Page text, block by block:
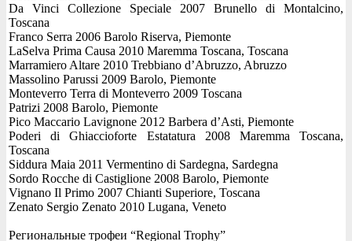
Da Vinci Collezione Speciale 2007 Brunello di Montalcino,
Toscana
Franco Serra 2006 Barolo Riserva, Piemonte
LaSelva Prima Causa 2010 Maremma Toscana, Toscana
Marramiero Altare 2010 Trebbiano d’Abruzzo, Abruzzo
Massolino Parussi 2009 Barolo, Piemonte
Monteverro Terra di Monteverro 2009 Toscana
Patrizi 2008 Barolo, Piemonte
Pico Maccario Lavignone 2012 Barbera d’Asti, Piemonte
Poderi di Ghiaccioforte Estatatura 2008 Maremma Toscana,
Toscana
Siddura Maia 2011 Vermentino di Sardegna, Sardegna
Sordo Rocche di Castiglione 2008 Barolo, Piemonte
Vignano Il Primo 2007 Chianti Superiore, Toscana
Zenato Sergio Zenato 2010 Lugana, Veneto
Региональные трофеи “Regional Trophy”